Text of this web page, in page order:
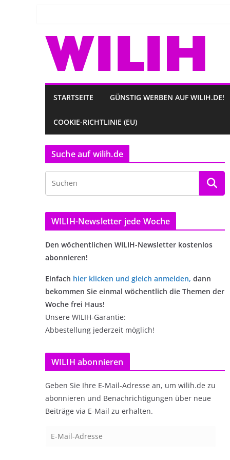
STARTSEITE GÜNSTIG WERBEN AUF WILIH.DE!
COOKIE-RICHTLINIE (EU)
Suche auf wilih.de
WILIH-Newsletter jede Woche
Den wöchentlichen WILIH-Newsletter kostenlos
abonnieren!
Einfach hier klicken und gleich anmelden, dann
bekommen Sie einmal wöchentlich die Themen der
Woche frei Haus!
Unsere WILIH-Garantie:
Abbestellung jederzeit möglich!
WILIH abonnieren
Geben Sie Ihre E-Mail-Adresse an, um wilih.de zu
abonnieren und Benachrichtigungen über neue
Beiträge via E-Mail zu erhalten.